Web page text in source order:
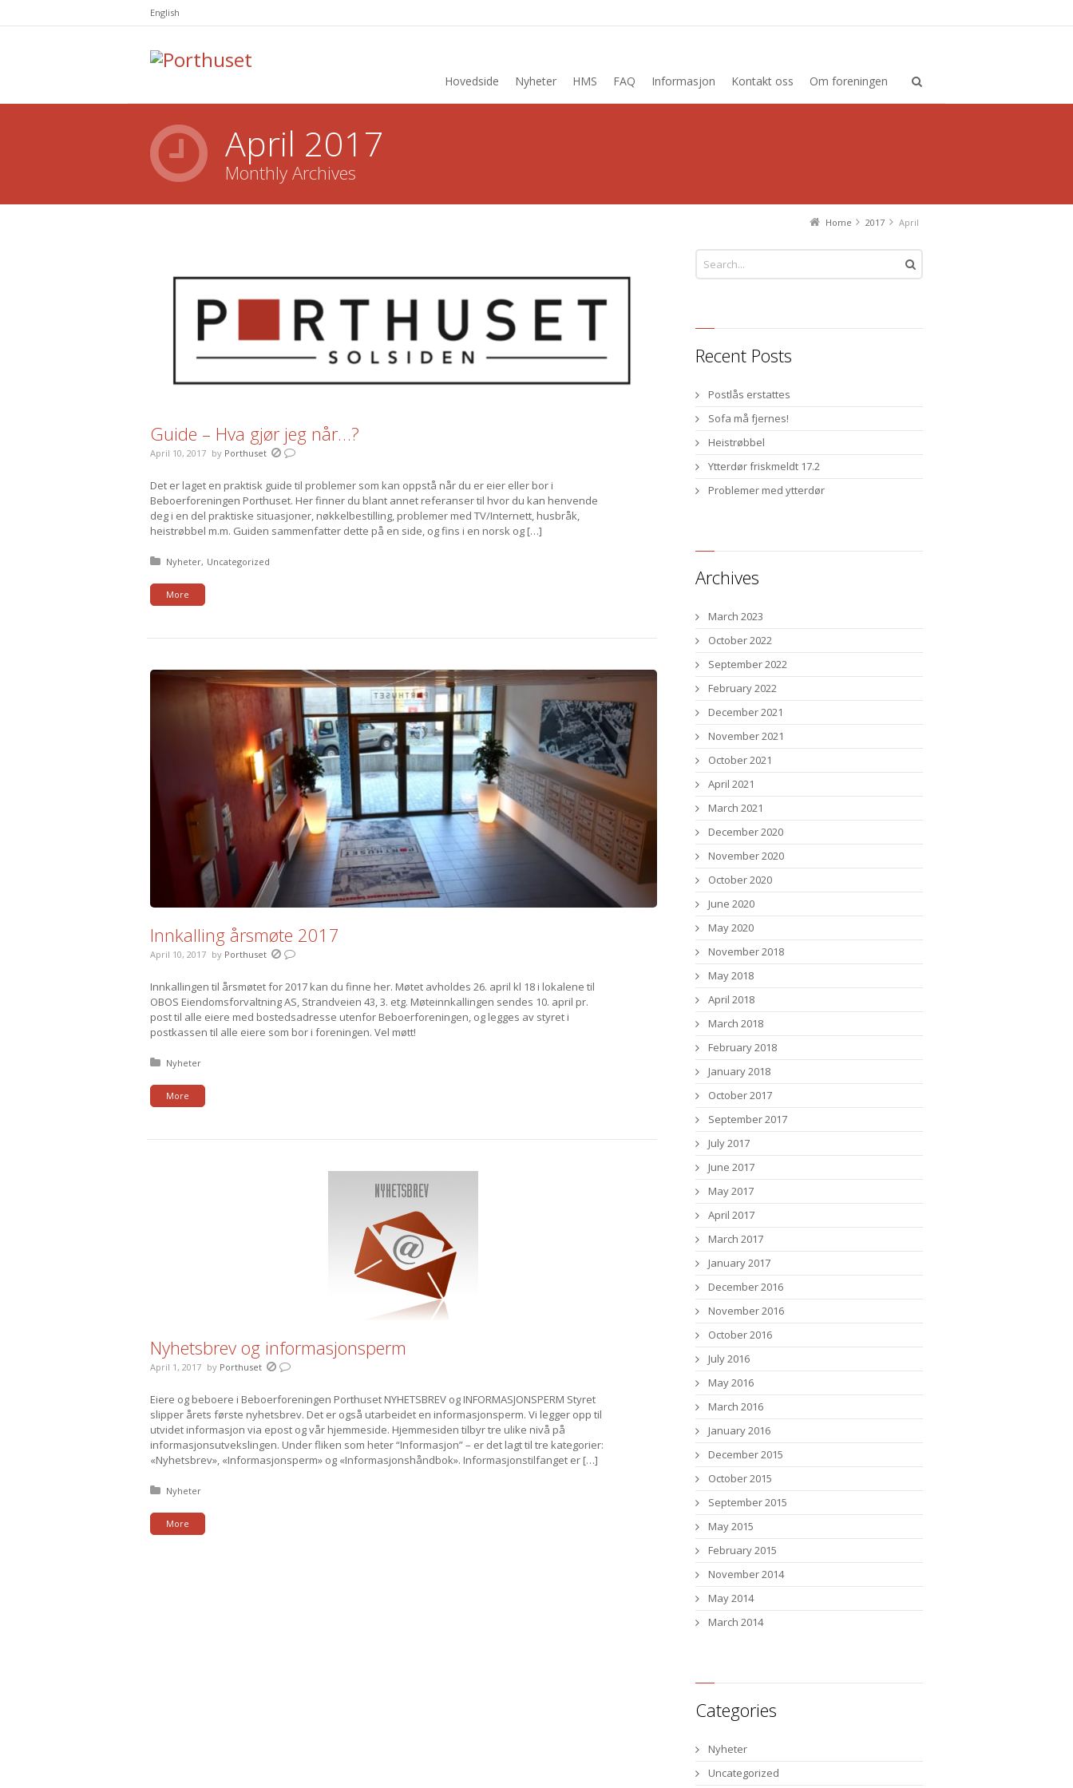
English
Hovedside Nyheter HMS FAQ Informasjon Kontakt oss Om foreningen
April 2017
Monthly Archives
Home 2017 April
Guide – Hva gjør jeg når…?
April 10, 2017 by Porthuset
Det er laget en praktisk guide til problemer som kan oppstå når du er eier eller bor i
Beboerforeningen Porthuset. Her finner du blant annet referanser til hvor du kan henvende
deg i en del praktiske situasjoner, nøkkelbestilling, problemer med TV/Internett, husbråk,
heistrøbbel m.m. Guiden sammenfatter dette på en side, og fins i en norsk og […]
Posted in:
Nyheter Uncategorized
More
Innkalling årsmøte 2017
April 10, 2017 by Porthuset
Innkallingen til årsmøtet for 2017 kan du finne her. Møtet avholdes 26. april kl 18 i lokalene til
OBOS Eiendomsforvaltning AS, Strandveien 43, 3. etg. Møteinnkallingen sendes 10. april pr.
post til alle eiere med bostedsadresse utenfor Beboerforeningen, og legges av styret i
postkassen til alle eiere som bor i foreningen. Vel møtt!
Posted in:
Nyheter
More
Nyhetsbrev og informasjonsperm
April 1, 2017 by Porthuset
Eiere og beboere i Beboerforeningen Porthuset NYHETSBREV og INFORMASJONSPERM Styret
slipper årets første nyhetsbrev. Det er også utarbeidet en informasjonsperm. Vi legger opp til
utvidet informasjon via epost og vår hjemmeside. Hjemmesiden tilbyr tre ulike nivå på
informasjonsutvekslingen. Under fliken som heter “Informasjon” – er det lagt til tre kategorier:
«Nyhetsbrev», «Informasjonsperm» og «Informasjonshåndbok». Informasjonstilfanget er […]
Posted in:
Nyheter
More
Recent Posts
Postlås erstattes
Sofa må fjernes!
Heistrøbbel
Ytterdør friskmeldt 17.2
Problemer med ytterdør
Archives
March 2023
October 2022
September 2022
February 2022
December 2021
November 2021
October 2021
April 2021
March 2021
December 2020
November 2020
October 2020
June 2020
May 2020
November 2018
May 2018
April 2018
March 2018
February 2018
January 2018
October 2017
September 2017
July 2017
June 2017
May 2017
April 2017
March 2017
January 2017
December 2016
November 2016
October 2016
July 2016
May 2016
March 2016
January 2016
December 2015
October 2015
September 2015
May 2015
February 2015
November 2014
May 2014
March 2014
Categories
Nyheter
Uncategorized